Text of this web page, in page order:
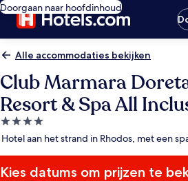
Doorgaan naar hoofdinhoud
Alle accommodaties bekijken
Club Marmara
Resort & Spa All
4.0-
sterrenaccommodatie
Hotel aan het strand in Rhodos, met een
Kies datums om prijzen te